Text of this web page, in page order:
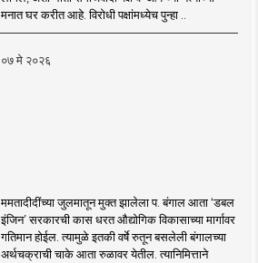
मनात घर करीत आहे. विरोधी पक्षांमध्येच पुन्हा ..
०७ मे २०२६
ममतादीदींच्या जुलमातून मुक्त झालेला प. बंगाल आता ‘डबल
इंजिन’ सरकारची कास धरत औद्योगिक विकासाच्या मार्गावर
गतिमान होईल. त्यामुळे इतकी वर्षे रुतून बसलेली बंगालच्या
अर्थचक्राची चाके आता रुळावर येतील. त्यानिमित्ताने